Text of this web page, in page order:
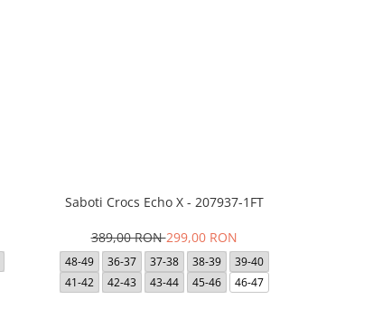
Saboti Crocs Echo X - 207937-1FT
389,00 RON299,00 RON
48-49 36-37 37-38 38-39
39-40
41-42
42-43 43-44 45-46 46-47